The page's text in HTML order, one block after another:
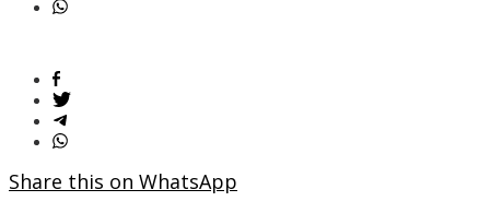
Share this on WhatsApp